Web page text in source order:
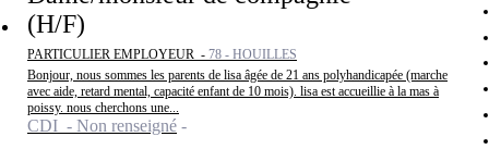
(H/F)
PARTICULIER EMPLOYEUR - 78 - HOUILLES
Bonjour, nous sommes les parents de lisa âgée de 21 ans polyhandicapée (marche
avec aide, retard mental, capacité enfant de 10 mois). lisa est accueillie à la mas à
poissy. nous cherchons une...
CDI - Non renseigné